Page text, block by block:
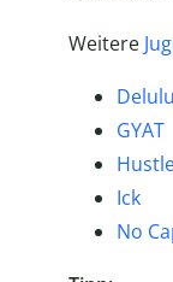
Weitere
Delulu
GYAT
Ick
No